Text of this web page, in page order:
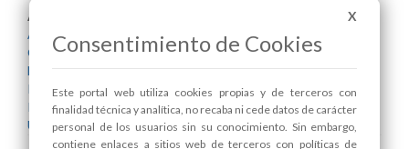
Areas relacionadas:
Alcaldía
Consumo
Eficiencia Energética
Infraestructuras y Servicios Públicos
Pedanías
Urbanismo
X
Consentimiento de Cookies
Este portal web utiliza cookies propias y de terceros con
finalidad técnica y analítica, no recaba ni cede datos de carácter
personal de los usuarios sin su conocimiento. Sin embargo,
contiene enlaces a sitios web de terceros con políticas de